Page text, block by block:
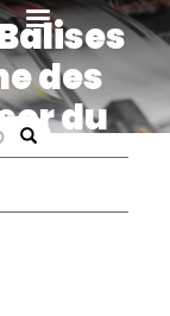
search
des
du
FLES